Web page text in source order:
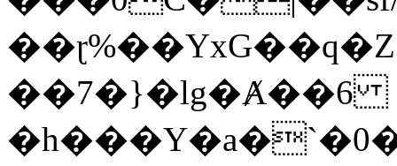
��7�}�lg�Ⱥ��6